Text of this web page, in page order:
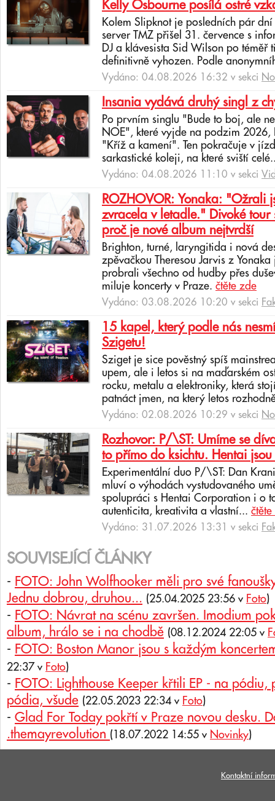
Kelly Osbourne posílá ostré
Kolem Slipknot je posledních pár
server TMZ přišel 31. července s
DJ a klávesista Sid Wilson po téměř
definitivně vyhozen. Podle
Vydáno: 04.08.2026 16:32 v sekci
Insania vydává druhý singl z
Po prvním singlu "Bude to boj, ale
NOE", které vyjde na podzim 2026,
"Kříž a kamení". Ten pokračuje v
sarkastické koleji, na které sviští
Vydáno: 04.08.2026 11:10 v sekci
ROZHOVOR: Yonaka: "Ožrali
zvracela v letadle." Divoké tour
proč je nové album nejtvrdší
Brighton, turné, laryngitida i nová
zpěvačkou Theresou Jarvis z
probrali všechno od hudby přes
miluje koncerty v Praze. čtěte zde
Vydáno: 03.08.2026 10:20 v sekci
15 kapel, který podle nás
Szigetu!
Sziget je sice pověstný spíš
upem, ale i letos si na maďarském
rocku, metalu a elektroniky, která
patnáct jmen, na který letos
Vydáno: 02.08.2026 10:29 v sekci
Rozhovor: P/\ST: Umíme se
to přímo do ksichtu. Hentai
Experimentální duo P/\ST: Dan
mluví o výhodách vystudovaného
spolupráci s Hentai Corporation i o
autenticita, kreativita a vlastní...
Vydáno: 31.07.2026 13:31 v sekci
SOUVISEJÍCÍ ČLÁNKY
- FOTO: John Wolfhooker měli pro své
Jednu dobrou, druhou... (25.04.2025 23:56 v Foto)
- FOTO: Návrat na scénu završen. Imodium
album, hrálo se i na chodbě (08.12.2024 22:05 v
- FOTO: Boston Manor jsou s každým
22:37 v Foto)
- FOTO: Lighthouse Keeper křtili EP - na
pódia, všude (22.05.2023 22:34 v Foto)
- Glad For Today pokřtí v Praze novou desku.
.themayrevolution (18.07.2022 14:55 v Novinky)
Kontaktní